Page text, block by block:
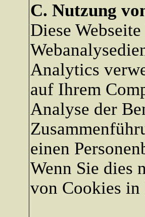
C. Nutzung
Diese
Analytics
auf Ihrem
Analyse der
einen
Wenn Sie dies
von Cookies